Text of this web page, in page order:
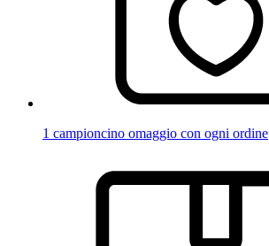
1 campioncino omaggio con ogni ordine